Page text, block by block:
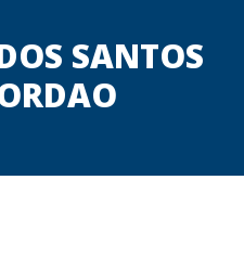
SANTOS